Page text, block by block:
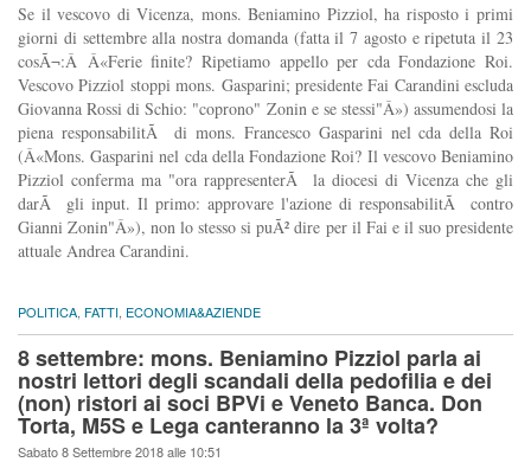
Se il vescovo di Vicenza, mons. Beniamino Pizziol, ha risposto i primi
giorni di settembre alla nostra domanda (fatta il 7 agosto e ripetuta il 23
cosÃ¬:Â Â«Ferie finite? Ripetiamo appello per cda Fondazione Roi.
Vescovo Pizziol stoppi mons. Gasparini; presidente Fai Carandini escluda
Giovanna Rossi di Schio: "coprono" Zonin e se stessi"Â») assumendosi la
piena responsabilitÃ di mons. Francesco Gasparini nel cda della Roi
(Â«Mons. Gasparini nel cda della Fondazione Roi? Il vescovo Beniamino
Pizziol conferma ma "ora rappresenterÃ la diocesi di Vicenza che gli
darÃ gli input. Il primo: approvare l'azione di responsabilitÃ contro
Gianni Zonin"Â»), non lo stesso si puÃ² dire per il Fai e il suo presidente
attuale Andrea Carandini.
POLITICA FATTI ECONOMIA&AZIENDE
8 settembre: mons. Beniamino Pizziol parla ai
nostri lettori degli scandali della pedofilia e dei
(non) ristori ai soci BPVi e Veneto Banca. Don
Torta, M5S e Lega canteranno la 3ª volta?
Sabato 8 Settembre 2018 alle 10:51